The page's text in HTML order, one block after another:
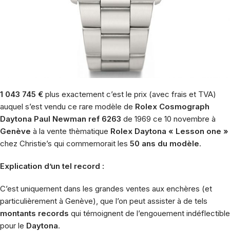
1 043 745 € plus exactement c’est le prix (avec frais et TVA)
auquel s’est vendu ce rare modèle de Rolex Cosmograph
Daytona Paul Newman ref 6263 de 1969 ce 10 novembre à
Genève à la vente thèmatique Rolex Daytona « Lesson one »
chez Christie’s qui commemorait les 50 ans du modèle.
Explication d’un tel record :
C’est uniquement dans les grandes ventes aux enchères (et
particulièrement à Genève), que l’on peut assister à de tels
montants records qui témoignent de l’engouement indéflectible
pour le Daytona.